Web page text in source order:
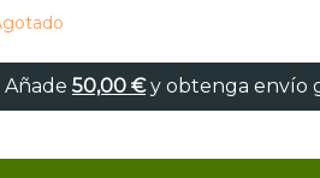
Añade 50,00 €y obtenga envío